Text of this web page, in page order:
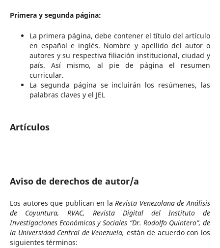
Primera y segunda página:
La primera página, debe contener el título del artículo
en español e inglés. Nombre y apellido del autor o
autores y su respectiva filiación institucional, ciudad y
país. Así mismo, al pie de página el resumen
curricular.
La segunda página se incluirán los resúmenes, las
palabras claves y el JEL
Artículos
Aviso de derechos de autor/a
Los autores que publican en laRevista Venezolana de Análisis
de Coyuntura, RVAC, Revista Digital del Instituto de
Investigaciones Económicas y Sociales “Dr. Rodolfo Quintero”, de
la Universidad Central de Venezuela, están de acuerdo con los
siguientes términos: